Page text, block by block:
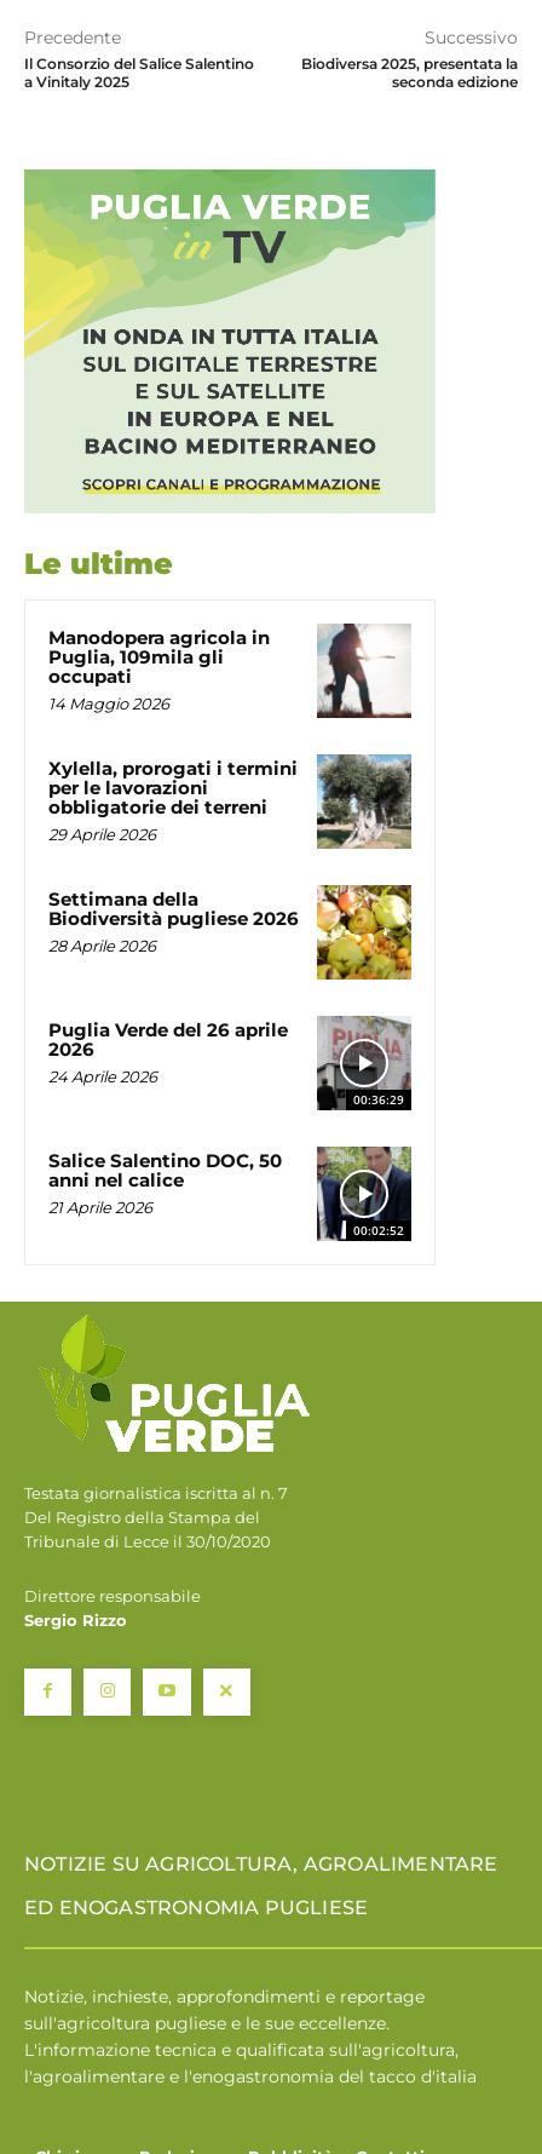
Precedente
Il Consorzio del Salice Salentino
a Vinitaly 2025
Successivo
Biodiversa 2025, presentata la
seconda edizione
Le ultime
Manodopera agricola in
Puglia, 109mila gli
occupati
14 Maggio 2026
Xylella, prorogati i termini
per le lavorazioni
obbligatorie dei terreni
29 Aprile 2026
Settimana della
Biodiversità pugliese 2026
28 Aprile 2026
00:36:29
Puglia Verde del 26 aprile
2026
24 Aprile 2026
00:02:52
Salice Salentino DOC, 50
anni nel calice
21 Aprile 2026
Testata giornalistica iscritta al n. 7
Del Registro della Stampa del
Tribunale di Lecce il 30/10/2020
Direttore responsabile
Sergio Rizzo
NOTIZIE SU AGRICOLTURA, AGROALIMENTARE
ED ENOGASTRONOMIA PUGLIESE
Notizie, inchieste, approfondimenti e reportage
sull'agricoltura pugliese e le sue eccellenze.
L'informazione tecnica e qualificata sull'agricoltura,
l'agroalimentare e l'enogastronomia del tacco d'italia